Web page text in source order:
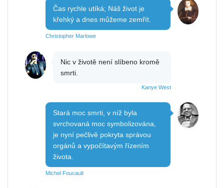
Čas rychle utíká; Náš život je
křehký a dnes můžeme zemřít.
Christopher Marlowe
Nic v životě není slíbeno kromě
smrti.
Kanye West
Stará moc smrti, v níž byla
svrchovaná moc symbolizována,
je nyní pečlivě pokryta správou
orgánů a vypočítavým řízením
života.
Michel Foucault